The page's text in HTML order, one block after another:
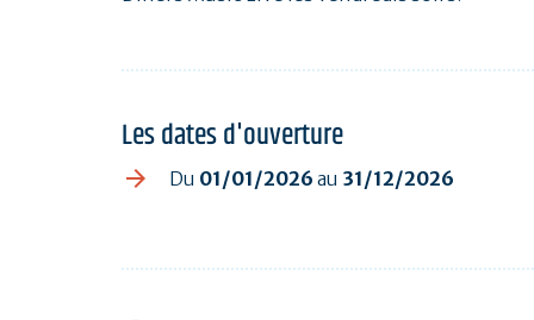
Les dates d'ouverture
Du 01/01/2026 au 31/12/2026